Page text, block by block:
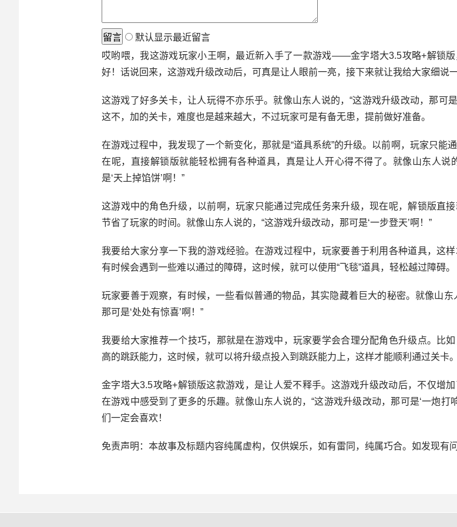
默认显示最近留言
哎哟喂，我这游戏玩家小王啊，最近新入手了一款游戏——金字塔大3.5攻略+解锁
好！话说回来，这游戏升级改动后，可真是让人眼前一亮，接下来就让我给大家细说一
这游戏了好多关卡，让人玩得不亦乐乎。就像山东人说的，“这游戏升级改动，那可
这不，加的关卡，难度也是越来越大，不过玩家可是有备无患，提前做好准备。
在游戏过程中，我发现了一个新变化，那就是“道具系统”的升级。以前啊，玩家只能
在呢，直接解锁版就能轻松拥有各种道具，真是让人开心得不得了。就像山东人说
是‘天上掉馅饼’啊！”
这游戏中的角色升级，以前啊，玩家只能通过完成任务来升级，现在呢，解锁版直
节省了玩家的时间。就像山东人说的，“这游戏升级改动，那可是‘一步登天’啊！”
我要给大家分享一下我的游戏经验。在游戏过程中，玩家要善于利用各种道具，这样
有时候会遇到一些难以通过的障碍，这时候，就可以使用“飞毯”道具，轻松越过障碍。
玩家要善于观察，有时候，一些看似普通的物品，其实隐藏着巨大的秘密。就像山东
那可是‘处处有惊喜’啊！”
我要给大家推荐一个技巧，那就是在游戏中，玩家要学会合理分配角色升级点。比
高的跳跃能力，这时候，就可以将升级点投入到跳跃能力上，这样才能顺利通过关卡。
金字塔大3.5攻略+解锁版这款游戏，是让人爱不释手。这游戏升级改动后，不仅增
在游戏中感受到了更多的乐趣。就像山东人说的，“这游戏升级改动，那可是‘一炮打
们一定会喜欢！
免责声明：本故事及标题内容纯属虚构，仅供娱乐，如有雷同，纯属巧合。如发现有问